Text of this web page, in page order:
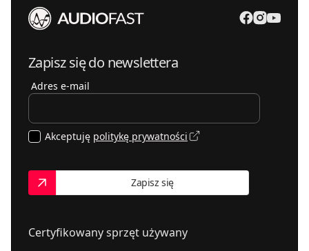
Certyfikowany sprzęt używany
Zapisz się do newslettera
Adres e-mail
Akceptuję politykę prywatności
Zapisz się